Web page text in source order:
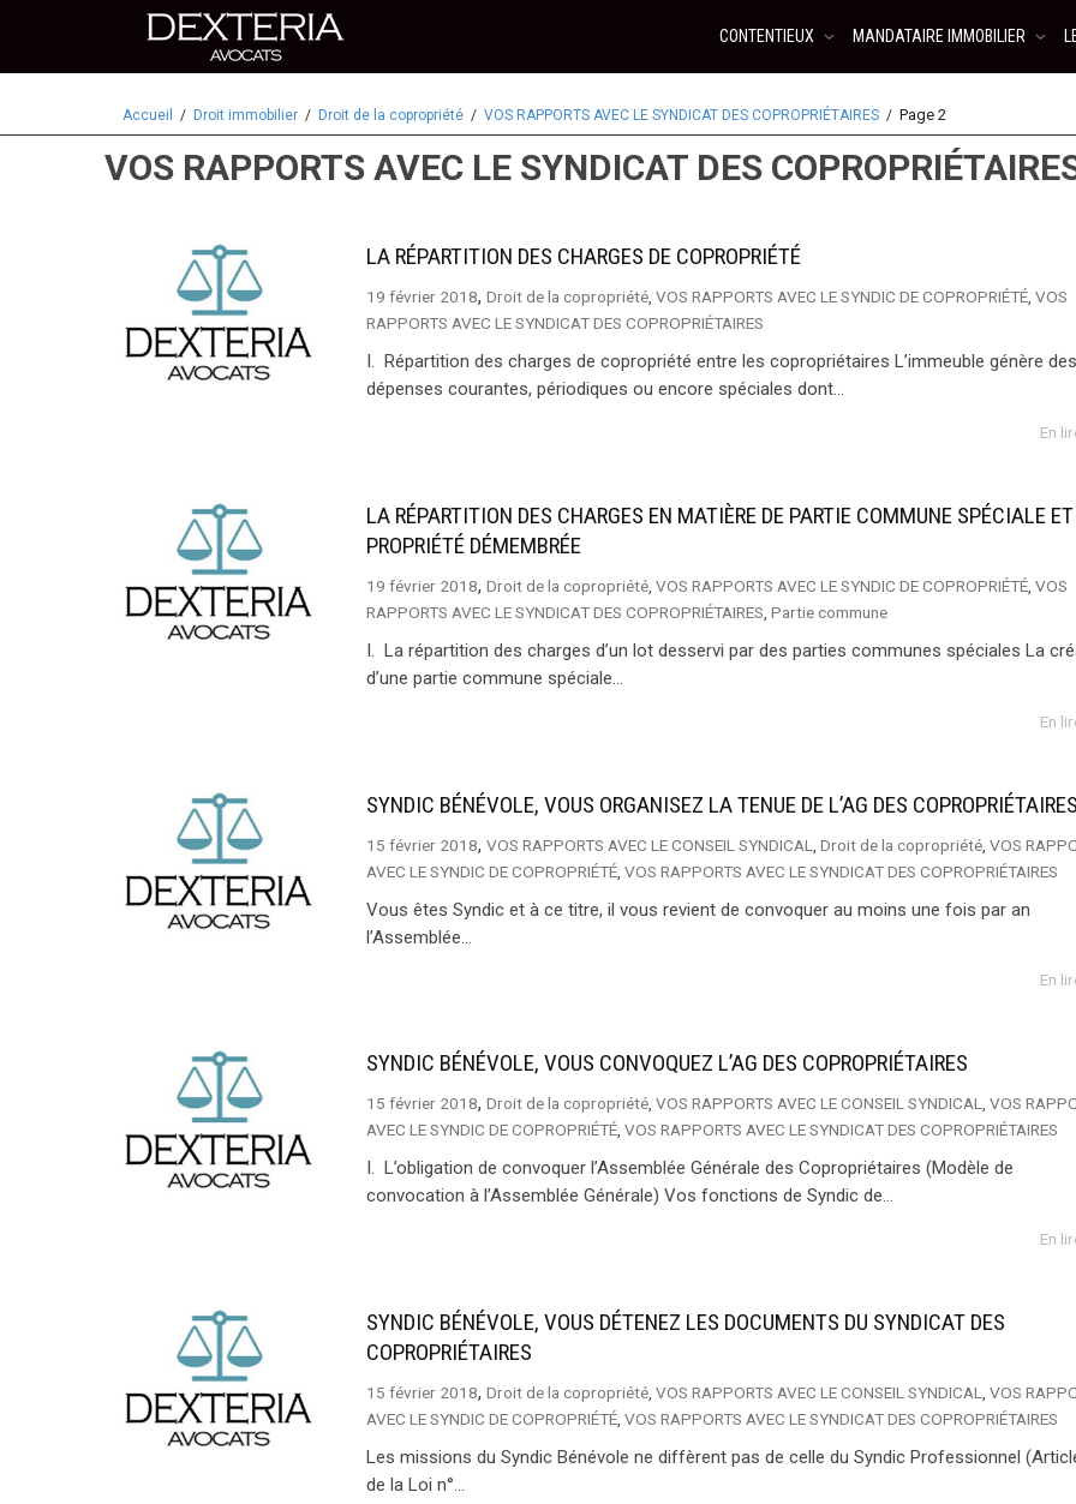
CONTENTIEUX MANDATAIRE IMMOBILIER
Accueil Droit immobilier Droit de la copropriété VOS RAPPORTS AVEC LE SYNDICAT DES COPROPRIÉTAIRES Page 2
VOS RAPPORTS AVEC LE SYNDICAT DES
LA RÉPARTITION DES CHARGES DE COPROPRIÉTÉ
19 février 2018, Droit de la copropriété, VOS RAPPORTS AVEC LE SYNDIC DE COPROPRIÉTÉ, VOS
RAPPORTS AVEC LE SYNDICAT DES COPROPRIÉTAIRES
I. Répartition des charges de copropriété entre les copropriétaires L’immeuble génère des
dépenses courantes, périodiques ou encore spéciales dont...
En
LA RÉPARTITION DES CHARGES EN MATIÈRE DE PARTIE COMMUNE SPÉCIALE ET
PROPRIÉTÉ DÉMEMBRÉE
19 février 2018, Droit de la copropriété, VOS RAPPORTS AVEC LE SYNDIC DE COPROPRIÉTÉ, VOS
RAPPORTS AVEC LE SYNDICAT DES COPROPRIÉTAIRES Partie commune
I. La répartition des charges d’un lot desservi par des parties communes spéciales La
d’une partie commune spéciale...
En
SYNDIC BÉNÉVOLE, VOUS ORGANISEZ LA TENUE DE L’AG DES COPROPRIÉTAIRES
15 février 2018, VOS RAPPORTS AVEC LE CONSEIL SYNDICAL Droit de la copropriété, VOS
AVEC LE SYNDIC DE COPROPRIÉTÉ, VOS RAPPORTS AVEC LE SYNDICAT DES COPROPRIÉTAIRES
Vous êtes Syndic et à ce titre, il vous revient de convoquer au moins une fois par an
l’Assemblée...
En
SYNDIC BÉNÉVOLE, VOUS CONVOQUEZ L’AG DES COPROPRIÉTAIRES
15 février 2018, Droit de la copropriété, VOS RAPPORTS AVEC LE CONSEIL SYNDICAL, VOS
AVEC LE SYNDIC DE COPROPRIÉTÉ, VOS RAPPORTS AVEC LE SYNDICAT DES COPROPRIÉTAIRES
I. L’obligation de convoquer l’Assemblée Générale des Copropriétaires (Modèle de
convocation à l’Assemblée Générale) Vos fonctions de Syndic de...
En
SYNDIC BÉNÉVOLE, VOUS DÉTENEZ LES DOCUMENTS DU SYNDICAT DES
COPROPRIÉTAIRES
15 février 2018, Droit de la copropriété, VOS RAPPORTS AVEC LE CONSEIL SYNDICAL
VOS
AVEC LE SYNDIC DE COPROPRIÉTÉ, VOS RAPPORTS AVEC LE SYNDICAT DES COPROPRIÉTAIRES
Les missions du Syndic Bénévole ne diffèrent pas de celle du Syndic Professionnel
de la Loi n°...